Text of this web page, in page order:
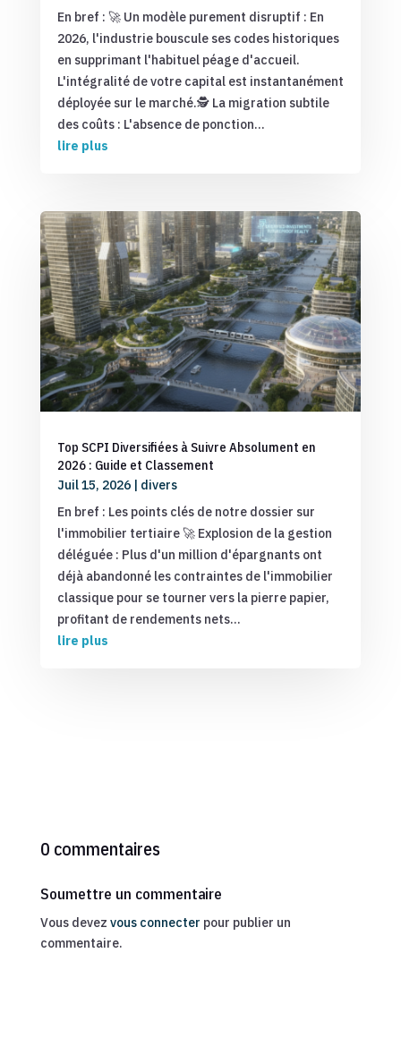
En bref : 🚀 Un modèle purement disruptif : En
2026, l'industrie bouscule ses codes historiques
en supprimant l'habituel péage d'accueil.
L'intégralité de votre capital est instantanément
déployée sur le marché.🕵️ La migration subtile
des coûts : L'absence de ponction...
lire plus
Top SCPI Diversifiées à Suivre Absolument en
2026 : Guide et Classement
Juil 15, 2026| divers
En bref : Les points clés de notre dossier sur
l'immobilier tertiaire 🚀 Explosion de la gestion
déléguée : Plus d'un million d'épargnants ont
déjà abandonné les contraintes de l'immobilier
classique pour se tourner vers la pierre papier,
profitant de rendements nets...
lire plus
0 commentaires
Soumettre un commentaire
Vous devez vous connecter pour publier un
commentaire.